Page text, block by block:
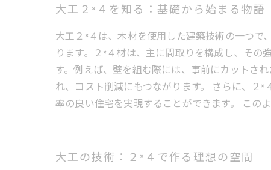
大工２×４を知る：基礎から始まる物語
大工２×４は、木材を使用した建築技術の一つ
ります。２×４材は、主に間取りを構成し、そ
す。例えば、壁を組む際には、事前にカットさ
れ、コスト削減にもつながります。 さらに、２
率の良い住宅を実現することができます。 この
大工の技術：２×４で作る理想の空間